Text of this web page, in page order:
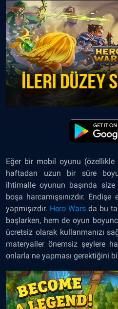
Eğer bir mobil oyunu
haftadan uzun bir süre
ihtimalle oyunun başında
boşa harcamışsınızdır.
yapmışızdır. Hero Warsda bu
başlarken, hem de oyun
ücretsiz olarak kullanmanızı
materyaller önemsiz şeylere
onlarla ne yapması gerektiğini